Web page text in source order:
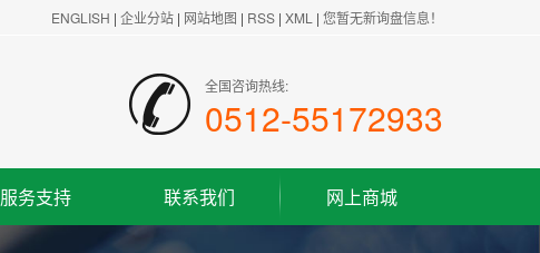
ENGLISH | 企业分站 | 网站地图 | RSS | XML | 您暂无新询盘信息！
全国咨询热线:
0512-55172933
服务支持
联系我们
联系方式
网上商城